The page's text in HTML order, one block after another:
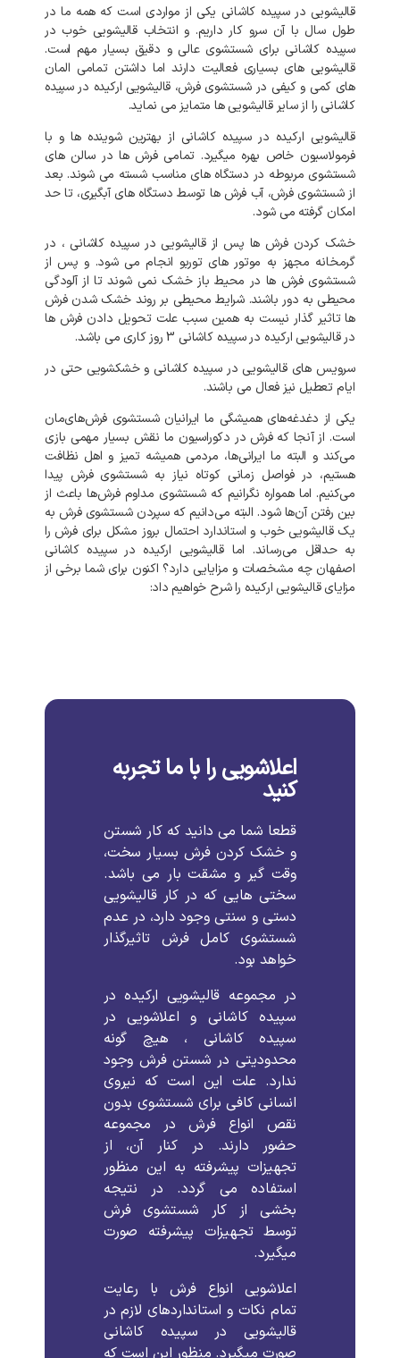
قالیشویی در سپیده کاشانی یکی از مواردی است که همه ما در
طول سال با آن سرو کار داریم. و انتخاب قالیشویی خوب در
سپیده کاشانی برای شستشوی عالی و دقیق بسیار مهم است.
قالیشویی های بسیاری فعالیت دارند اما داشتن تمامی المان
های کمی و کیفی در شستشوی فرش، قالیشویی ارکیده در سپیده
کاشانی را ازسایر قالیشویی ها متمایز می نماید.
قالیشویی ارکیده در سپیده کاشانی از بهترین شوینده ها و با
فرمولاسیون خاص بهره میگیرد. تمامی فرش ها در سالن های
شستشوی مربوطه در دستگاه های مناسب شسته می شوند. بعد
از شستشوی فرش، آب فرش ها توسط دستگاه های آبگیری، تا حد
امکان گرفته می شود.
خشک کردن فرش ها پس از قالیشویی در سپیده کاشانی ، در
گرمخانه مجهز به موتور های توربو انجام می شود. و پس از
شستشوی فرش ها در محیط باز خشک نمی شوند تا از آلودگی
محیطی به دور باشند. شرایط محیطی بر روند خشک شدن فرش
ها تاثیر گذار نیست به همین سبب علت تحویل دادن فرش ها
درقالیشویی ارکیده درسپیده کاشانی روزکاری می باشد.
سرویس های قالیشویی در سپیده کاشانی و خشکشویی حتی در
ایام تعطیل نیزفعال می باشند.
یکی از دغدغه‌های همیشگی ما ایرانیان شستشوی فرش‌های‌مان
است. از آنجا که فرش در دکوراسیون ما نقش بسیار مهمی بازی
می‌کند و البته ما ایرانی‌ها، مردمی همیشه تمیز و اهل نظافت
هستیم، در فواصل زمانی کوتاه نیاز به شستشوی فرش پیدا
می‌کنیم. اما همواره نگرانیم که شستشوی مداوم فرش‌ها باعث از
بین رفتن آن‌ها شود. البته می‌دانیم که سپردن شستشوی فرش به
یک قالیشویی خوب و استاندارد احتمال بروز مشکل برای فرش را
به‌ حداقل می‌رساند. اما قالیشویی ارکیده در سپیده کاشانی
اصفهان چه مشخصات و مزایایی دارد؟ اکنون برای شما برخی از
مزایای قالیشویی ارکیده راشرح خواهیم داد:
اعلاشویی را با ما تجربه
کنید
قطعا شما می دانید که کار شستن
و خشک کردن فرش بسیار سخت،
وقت گیر و مشقت بار می باشد.
سختی هایی که در کار قالیشویی
دستی و سنتی وجود دارد، در عدم
شستشوی کامل فرش تاثیرگذار
خواهد بود.
در مجموعه قالیشویی ارکیده در
سپیده کاشانی و اعلاشویی در
سپیده کاشانی
، هیچ
گونه
محدودیتی در شستن فرش وجود
ندارد.علت این است که نیروی
انسانی کافی برای شستشوی بدون
نقص
انواع فرش در
مجموعه
حضور
دارند. در کنار آن،
از
تجهیزات پیشرفته به این منظور
استفاده
می گردد. در
نتیجه
بخشی
از کار شستشوی فرش
توسط تجهیزات پیشرفته صورت
میگیرد.
اعلاشویی انواع فرش با
رعایت
تمام نکات و استانداردهای لازم در
قالیشویی
در
سپیده کاشانی